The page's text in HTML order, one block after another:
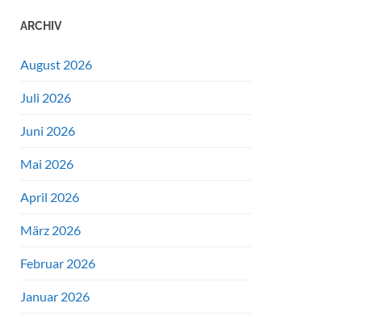
ARCHIV
August 2026
Juli 2026
Juni 2026
Mai 2026
April 2026
März 2026
Februar 2026
Januar 2026